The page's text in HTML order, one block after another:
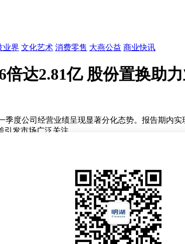
业界 文化艺术 消费零售 大燕公益 商业快讯
达2.81亿 股份置换助
季度公司经营业绩呈现显著分化态势。报告期内
发市场广泛关注。
通过股权置换将原持有的河北金力新能源科技
金融资产账面价值大幅增加。同时，未分配利润
，今年首季净利润环比增长366%。这种跨越式
务面临一定经营压力。
特殊性，投资者需关注其可持续性。公司后续发